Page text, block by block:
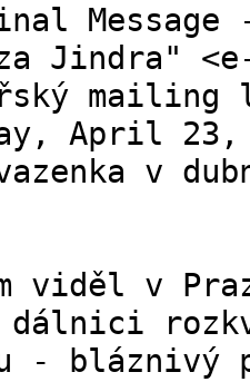
Jindra"
April 23,
v
viděl v
dálnici
- bláznivý